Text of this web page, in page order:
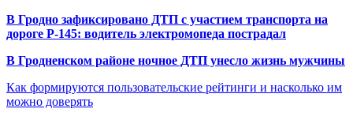
В Гродно зафиксировано ДТП с участием транспорта на
дороге Р-145: водитель электромопеда пострадал
В Гродненском районе ночное ДТП унесло жизнь мужчины
Как формируются пользовательские рейтинги и насколько им
можно доверять